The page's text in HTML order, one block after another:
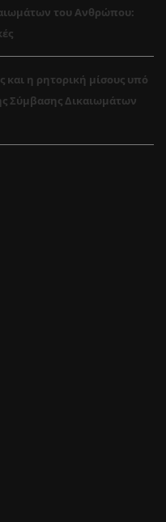
του Ανθρώπου:
και η ρητορική μίσους υπό
Σύμβασης Δικαιωμάτων